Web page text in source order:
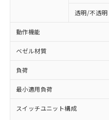
透明/不透明
動作機能
ベゼル材質
負荷
最小適用負荷
スイッチユニット構成